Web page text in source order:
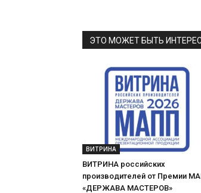
ЭТО МОЖЕТ БЫТЬ
ВИТРИНА
ВИТРИНА российских
производителей от Премии
«ДЕРЖАВА МАСТЕРОВ»